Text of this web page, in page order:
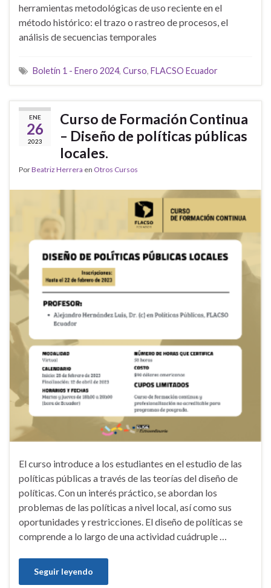
herramientas metodológicas de uso reciente en el
método histórico: el trazo o rastreo de procesos, el
análisis de secuencias temporales
Boletín 1 - Enero 2024, Curso, FLACSO Ecuador
ENE
26
2023
Curso de Formación Continua
– Diseño de políticas públicas
locales.
PorBeatriz Herrera en Otros Cursos
El curso introduce a los estudiantes en el estudio de las
políticas públicas a través de las teorías del diseño de
políticas. Con un interés práctico, se abordan los
problemas de las políticas a nivel local, así como sus
oportunidades y restricciones. El diseño de políticas se
comprende a lo largo de una actividad cuádruple …
Seguir leyendo